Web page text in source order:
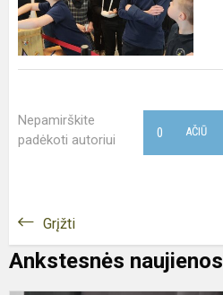
Nepamirškite
padėkoti autoriui
AČIŪ
0
Grįžti
Ankstesnės naujienos